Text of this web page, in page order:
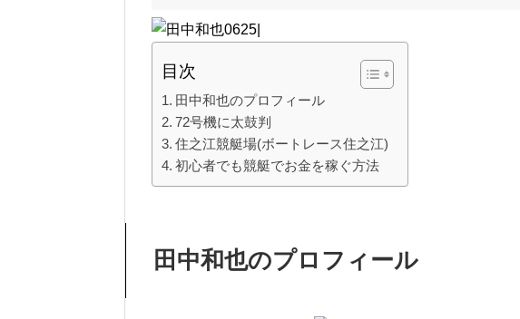
目次
田中和也のプロフィール
72号機に太鼓判
住之江競艇場(ボートレース住之江)
初心者でも競艇でお金を稼ぐ方法
田中和也のプロフィール